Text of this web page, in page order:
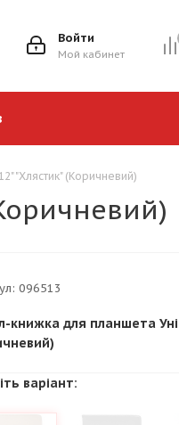
Войти
Мой кабинет
"Хлястик" (Коричневий)
096513
книжка для планшета
варіант: